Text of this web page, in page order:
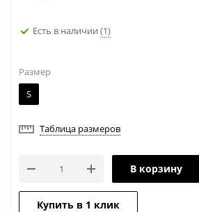
Есть в наличии (1)
Размер
S
Таблица размеров
В корзину
Купить в 1 клик